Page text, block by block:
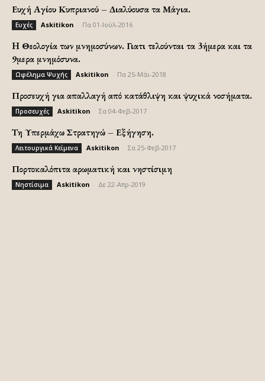
Ευχή Αγίου Κυπριανού – Διαλύουσα τα Μάγια.
Ευχές Askitikon Πα 01-Ιούλ-2016
H Θεολογία των μνημοσύνων. Γιατι τελούνται τα 3ήμερα και τα
9μερα μνημόσυνα.
Ωφέλημα Ψυχής Askitikon Πα 25-Μάι-2018
Προσευχή για απαλλαγή από κατάθλιψη και ψυχικά νοσήματα.
Προσευχές Askitikon Σα 04-Φεβ-2017
Τη Υπερμάχω Στρατηγώ – Εξήγηση.
Λειτουργικά Κείμενα Askitikon Σα 25-Φεβ-2017
Πορτοκαλόπιτα αρωματική και νηστίσιμη
Νηστίσιμα Askitikon Δε 22-Απρ-2019